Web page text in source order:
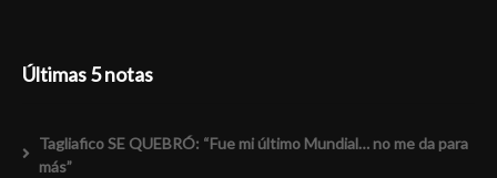
Últimas 5 notas
Tagliafico SE QUEBRÓ: “Fue mi último Mundial… no me da para
más”